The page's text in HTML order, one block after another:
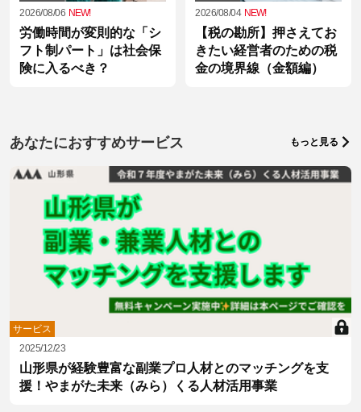
2026/08/06 NEW!
労働時間が変則的な「シ
フト制パート」は社会保
険に入るべき？
2026/08/04 NEW!
【税の勘所】押さえてお
きたい経営者のための税
金の境界線（金額編）
あなたにおすすめサービス もっと見る
サービス
2025/12/23
山形県が経験豊富な副業プロ人材とのマッチングを支
援！やまがた未来（みら）くる人材活用事業